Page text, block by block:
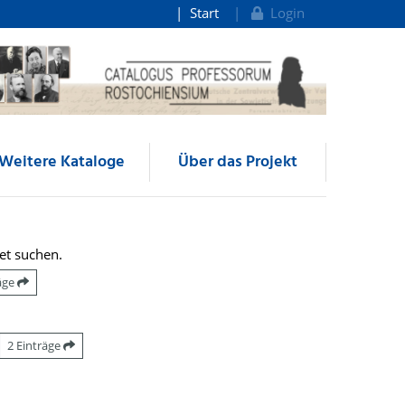
Start Login
Kataloge Über das Projekt
suchen.
2 Einträge